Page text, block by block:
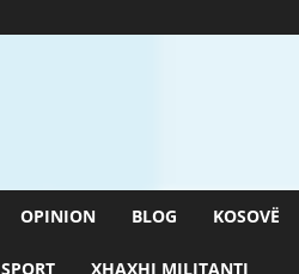
OPINION BLOG KOSOVË
SPORT XHAXHI MILITANTI